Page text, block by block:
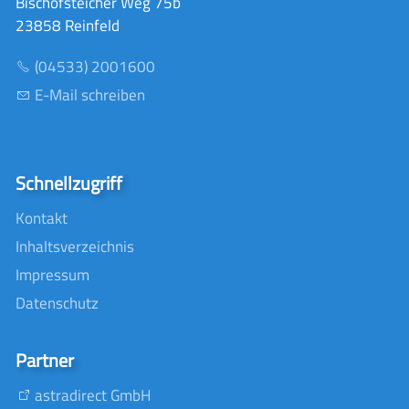
23858 Reinfeld
(04533) 2001600
E-Mail schreiben
Schnellzugriff
Kontakt
Inhaltsverzeichnis
Impressum
Datenschutz
Partner
astradirect GmbH